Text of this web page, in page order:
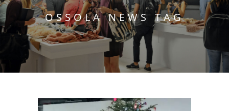
OSSOLA NEWS TAG